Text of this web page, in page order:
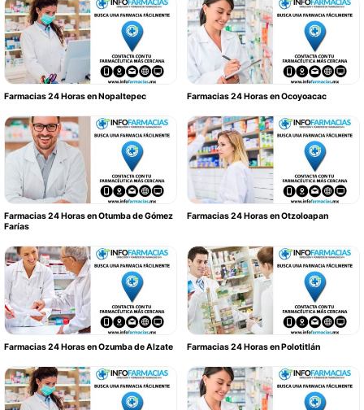
Farmacias 24 Horas en Nopaltepec Farmacias 24 Horas en Ocoyoacac
Farmacias 24 Horas en Otumba de Gómez
Farías
Farmacias 24 Horas en Otzoloapan
Farmacias 24 Horas en Ozumba de Alzate Farmacias 24 Horas en Polotitlán